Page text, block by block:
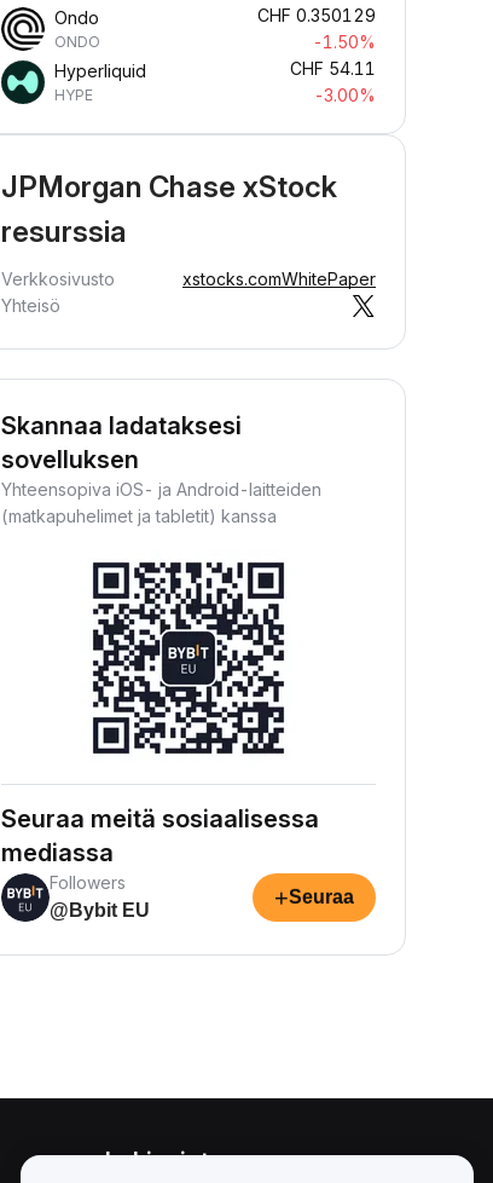
Ondo
ONDO
CHF 0.350129
-1.50%
Hyperliquid
HYPE
CHF 54.11
-3.00%
JPMorgan Chase xStock
resurssia
Verkkosivusto xstocks.comWhitePaper
Yhteisö
Skannaa ladataksesi
sovelluksen
Yhteensopiva iOS- ja Android-laitteiden
(matkapuhelimet ja tabletit) kanssa
Seuraa meitä sosiaalisessa
mediassa
Followers
@Bybit EU
+Seuraa
Lakiasiat